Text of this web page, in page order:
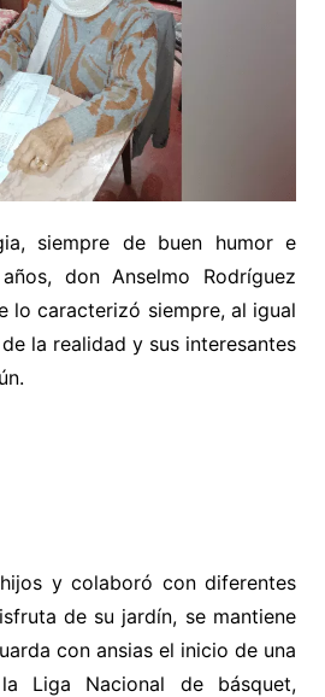
siempre de buen humor e
don Anselmo Rodríguez
lo caracterizó siempre, al igual
la realidad y sus interesantes
y colaboró con diferentes
de su jardín, se mantiene
con ansias el inicio de una
Liga Nacional de básquet,